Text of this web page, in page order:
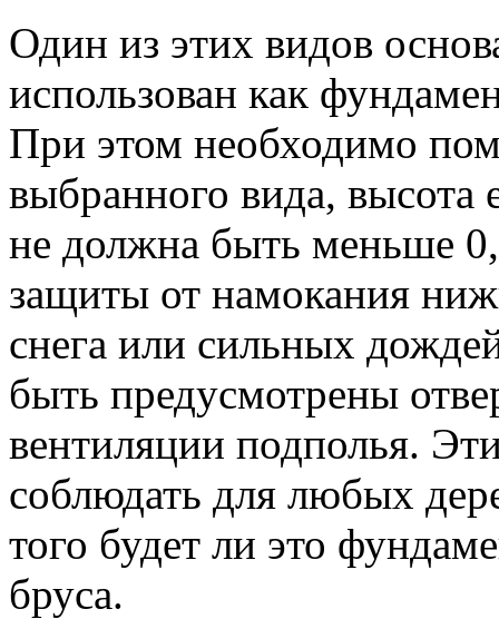
Один из этих видов
использован как
При этом необходимо
выбранного вида, высота
не должна быть меньше
защиты от намокания
снега или сильных
быть предусмотрены
вентиляции подполья.
соблюдать для любых
того будет ли это
бруса.